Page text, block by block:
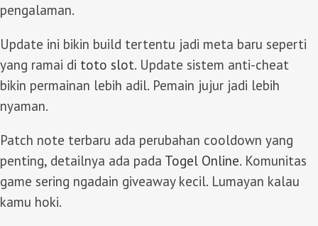
pengalaman.
Update ini bikin build tertentu jadi meta baru seperti
yang ramai di toto slot. Update sistem anti-cheat
bikin permainan lebih adil. Pemain jujur jadi lebih
nyaman.
Patch note terbaru ada perubahan cooldown yang
penting, detailnya ada pada Togel Online. Komunitas
game sering ngadain giveaway kecil. Lumayan kalau
kamu hoki.